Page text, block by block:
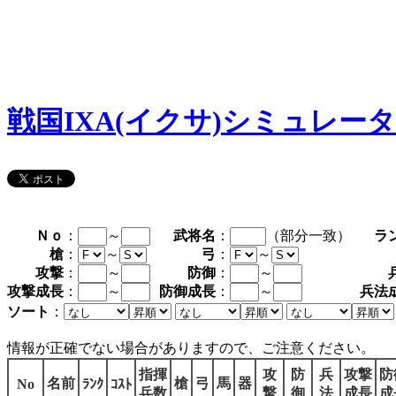
戦国IXA(イクサ)シミュレー
Ｎｏ ： ～ 武将名 ： （部分一致）
ラ
槍 ： ～ 弓 ：
～
攻撃 ： ～ 防御 ： ～
攻撃成長 ： ～ 防御成長 ： ～
兵法
ソート ：
情報が正確でない場合がありますので、ご注意ください。
No 名前 ﾗﾝｸ ｺｽﾄ
指揮
兵数
槍 弓 馬 器
攻
撃
防
御
兵
法
攻撃
成長